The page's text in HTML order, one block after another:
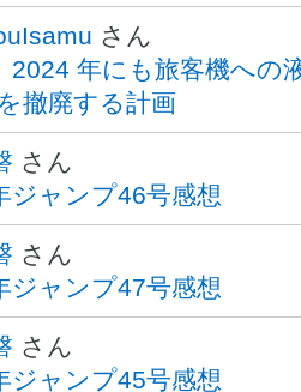
さん
2024 年にも旅客機への
撤廃する計画
さん
ジャンプ46号感想
さん
ジャンプ47号感想
さん
ジャンプ45号感想